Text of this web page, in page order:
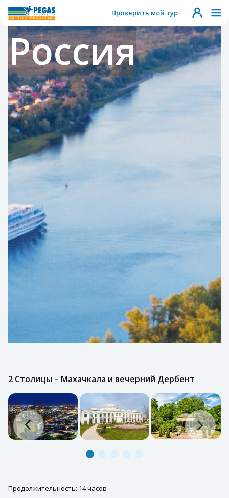
Проверить мой тур
Россия
2 Столицы – Махачкала и вечерний Дербент
Продолжительность: 14 часов